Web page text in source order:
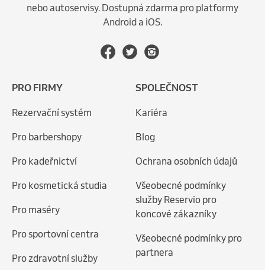
nebo autoservisy. Dostupná zdarma pro platformy
Android a iOS.
PRO FIRMY
Rezervační systém
Pro barbershopy
Pro kadeřnictví
Pro kosmetická studia
Pro maséry
Pro sportovní centra
Pro zdravotní služby
SPOLEČNOST
Kariéra
Blog
Ochrana osobních údajů
Všeobecné podmínky
služby Reservio pro
koncové zákazníky
Všeobecné podmínky pro
partnera